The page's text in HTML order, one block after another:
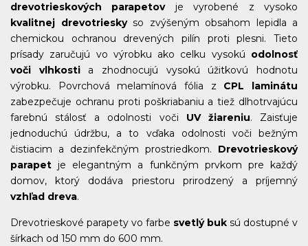
drevotrieskových parapetovje vyrobené z vysoko
kvalitnej drevotrieskyso zvýšeným obsahom lepidla a
chemickou ochranou drevených pilín proti plesni. Tieto
prísady zaručujú vo výrobku ako celku vysokú odolnosť
voči vlhkosti a zhodnocujú vysokú úžitkovú hodnotu
výrobku. Povrchová melamínová fólia z CPL laminátu
zabezpečuje ochranu proti poškriabaniu a tiež dlhotrvajúcu
farebnú stálosť a odolnosti voči UV žiareniu. Zaisťuje
jednoduchú údržbu, a to vďaka odolnosti voči bežným
čistiacim a dezinfekčným prostriedkom. Drevotrieskový
parapet je elegantným a funkčným prvkom pre každý
domov, ktorý dodáva priestoru prirodzený a príjemný
vzhľad dreva.
Drevotrieskové parapety vo farbe svetlý buk sú dostupné v
šírkach od 150 mm do 600 mm.